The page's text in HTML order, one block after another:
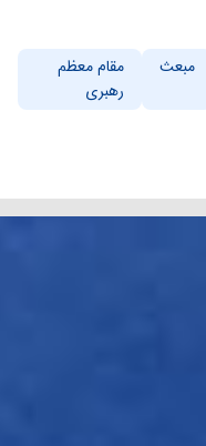
مبعث
مقام معظم
رهبری